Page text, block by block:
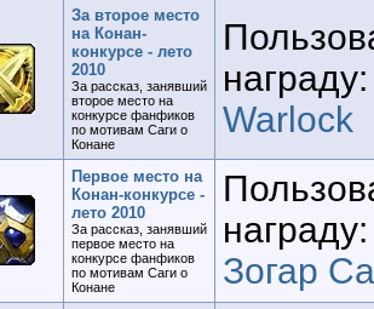
За второе место
на Конан-
конкурсе - лето
2010
За рассказ, занявший
второе место на
конкурсе фанфиков
по мотивам Саги о
Конане
Warlock
Первое место на
Конан-конкурсе -
лето 2010
За рассказ, занявший
первое место на
конкурсе фанфиков
по мотивам Саги о
Конане
Зогар